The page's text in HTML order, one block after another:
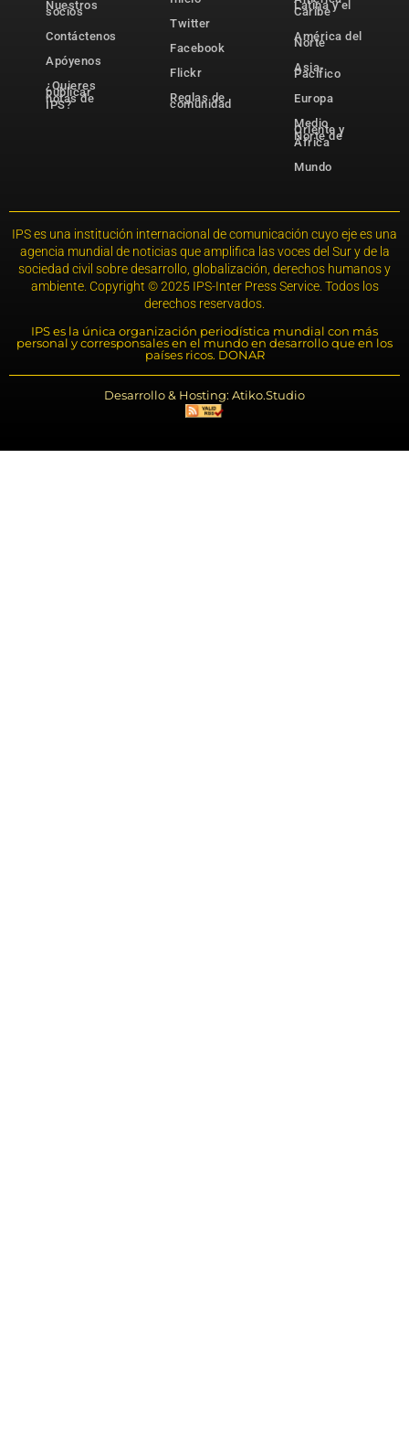
Nuestros
socios
Contáctenos
Apóyenos
¿Quieres
publicar
notas de
IPS?
Twitter
Facebook
Flickr
Reglas de
comunidad
Latina y el
Caribe
América del
Norte
Asia-
Pacífico
Europa
Medio
Oriente y
Norte de
África
Mundo
IPS es una institución internacional de comunicación cuyo eje es una
agencia mundial de noticias que amplifica las voces del Sur y de la
sociedad civil sobre desarrollo, globalización, derechos humanos y
ambiente. Copyright © 2025 IPS-Inter Press Service. Todos los
derechos reservados.
IPS es la única organización periodística mundial con más
personal y corresponsales en el mundo en desarrollo que en los
países ricos. DONAR
Desarrollo & Hosting: Atiko.Studio